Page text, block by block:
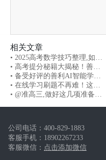
相关文章
• 2025高考数学技巧整理,如何
提高答题准确率
• 高考提分秘籍大揭秘！善利
AI带你飞升巅峰
• 备受好评的善利AI智能学习
机—选择学习机不再纠结
• 在线学习刷题不再难！这款
学习工具你会爱上
• @准高三,做好这几项准备工
公司电话： 400-829-1883
客服手机： 18902267233
客服微信： 点击添加微信